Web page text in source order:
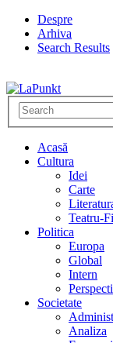
Despre
Arhiva
Search Results
Acasă
Cultura
Idei
Carte
Teatru-
Politica
Europa
Global
Intern
Societate
Analiza